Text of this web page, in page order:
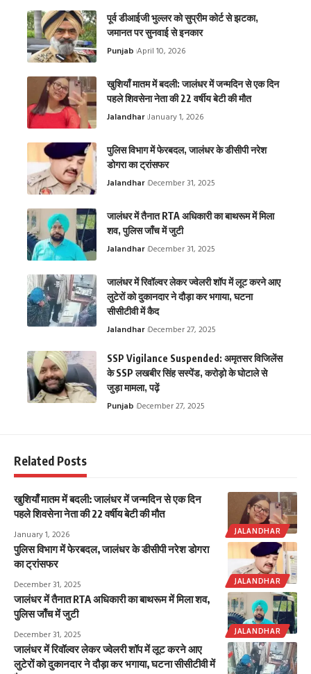
पूर्व डीआईजी भुल्लर को सुप्रीम कोर्ट से झटका,
जमानत पर सुनवाई से इनकार
Punjab April 10, 2026
खुशियाँ मातम में बदली: जालंधर में जन्मदिन से एक दिन
पहले शिवसेना नेता की 22 वर्षीय बेटी की मौत
Jalandhar January 1, 2026
पुलिस विभाग में फेरबदल, जालंधर के डीसीपी नरेश
डोगरा का ट्रांसफर
Jalandhar December 31, 2025
जालंधर में तैनात RTA अधिकारी का बाथरूम में मिला
शव, पुलिस जाँच में जुटी
Jalandhar December 31, 2025
जालंधर में रिवॉल्वर लेकर ज्वेलरी शॉप में लूट करने आए
लुटेरों को दुकानदार ने दौड़ा कर भगाया, घटना
सीसीटीवी में कैद
Jalandhar December 27, 2025
SSP Vigilance Suspended: अमृतसर विजिलेंस
के SSP लखबीर सिंह सस्पेंड, करोड़ो के घोटाले से
जुड़ा मामला, पढ़ें
Punjab December 27, 2025
Related Posts
JALANDHAR
खुशियाँ मातम में बदली: जालंधर में जन्मदिन से एक दिन
पहले शिवसेना नेता की 22 वर्षीय बेटी की मौत
January 1, 2026
JALANDHAR
पुलिस विभाग में फेरबदल, जालंधर के डीसीपी नरेश डोगरा
का ट्रांसफर
December 31, 2025
JALANDHAR
जालंधर में तैनात RTA अधिकारी का बाथरूम में मिला शव,
पुलिस जाँच में जुटी
December 31, 2025
जालंधर में रिवॉल्वर लेकर ज्वेलरी शॉप में लूट करने आए
लुटेरों को दुकानदार ने दौड़ा कर भगाया, घटना सीसीटीवी में